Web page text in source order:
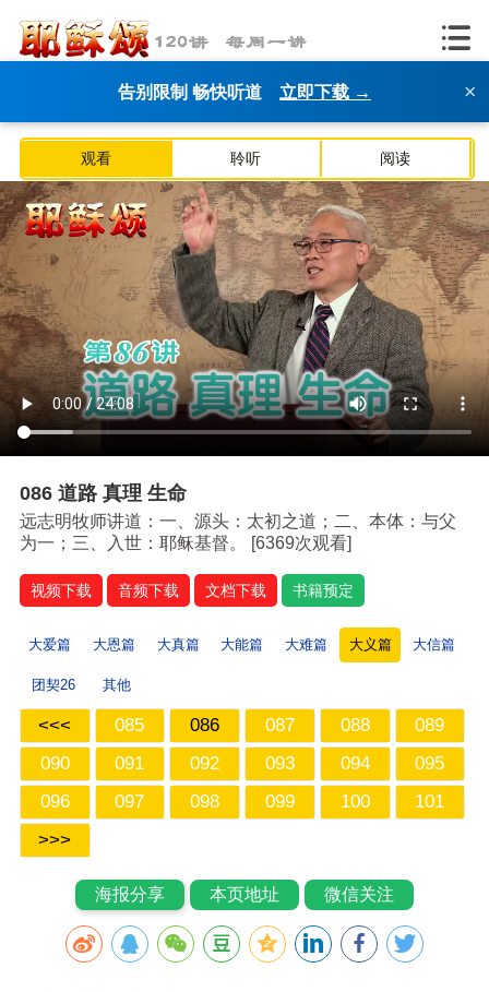
告别限制 畅快听道 立即下载 → ×
观看 聆听 阅读
086 道路 真理 生命
远志明牧师讲道：一、源头：太初之道；二、本体：与父
为一；三、入世：耶稣基督。 [6369次观看]
视频下载 音频下载 文档下载 书籍预定
大爱篇 大恩篇 大真篇 大能篇 大难篇 大义篇 大信篇
团契26 其他
<<< 085 086 087 088
089
090
091 092 093 094
095
096
097 098 099 100
101
>>>
海报分享 本页地址 微信关注